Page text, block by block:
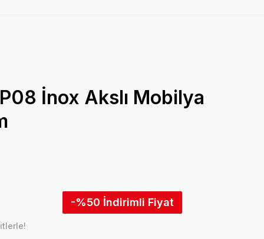
İnox Akslı Mobilya
-%50